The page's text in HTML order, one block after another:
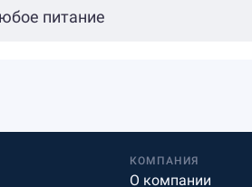
КОМПАНИЯ
О компании